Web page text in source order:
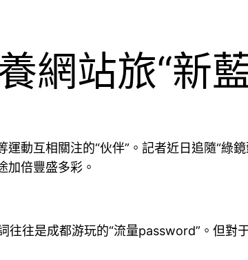
網站旅“新
動互相關注的“伙伴”。記者近日追隨“綠
加倍豐盛多彩。
往往是成都游玩的“流量password”。但